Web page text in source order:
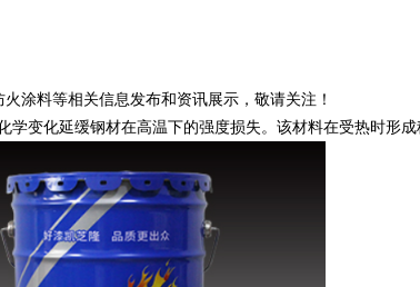
涂料等相关信息发布和资讯展示，敬请关注！
变化延缓钢材在高温下的强度损失。该材料在受热时形